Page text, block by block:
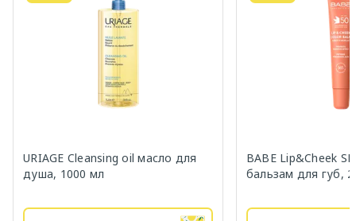
URIAGE Cleansing oil масло для
душа, 1000 мл
BABE Lip&Cheek
бальзам для губ,